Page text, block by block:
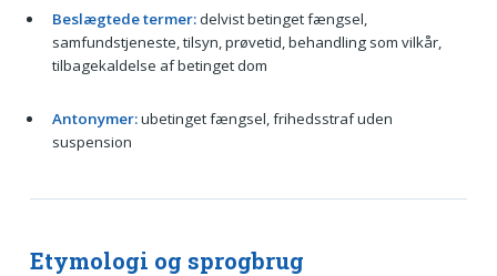
Beslægtede termer:delvist betinget fængsel,
samfundstjeneste, tilsyn, prøvetid, behandling som vilkår,
tilbagekaldelse af betinget dom
Antonymer:ubetinget fængsel, frihedsstraf uden
suspension
Etymologi og sprogbrug